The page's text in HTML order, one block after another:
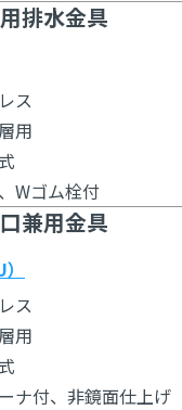
排水金具
ス
用
Wゴム栓付
兼用金具
ス
用
ナ付、非鏡面仕上げ